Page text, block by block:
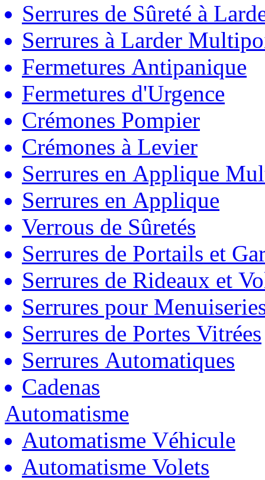
Serrures de Sûreté à
Serrures à Larder
Fermetures Antipanique
Fermetures d'Urgence
Crémones Pompier
Crémones à Levier
Serrures en Applique
Serrures en Applique
Verrous de Sûretés
Serrures de Portails et
Serrures de Rideaux et
Serrures pour
Serrures de Portes Vitrées
Serrures Automatiques
Cadenas
Automatisme
Automatisme Véhicule
Automatisme Volets